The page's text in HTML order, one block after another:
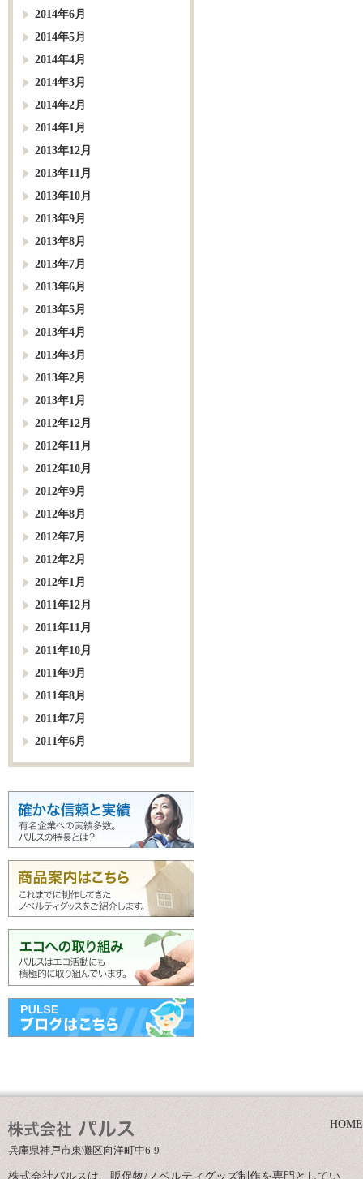
2014年6月
2014年5月
2014年4月
2014年3月
2014年2月
2014年1月
2013年12月
2013年11月
2013年10月
2013年9月
2013年8月
2013年7月
2013年6月
2013年5月
2013年4月
2013年3月
2013年2月
2013年1月
2012年12月
2012年11月
2012年10月
2012年9月
2012年8月
2012年7月
2012年2月
2012年1月
2011年12月
2011年11月
2011年10月
2011年9月
2011年8月
2011年7月
2011年6月
兵庫県神戸市東灘区向洋町中6-9
HOME
株式会社パルスは、販促物/ノベルティグッズ制作を専門としてい